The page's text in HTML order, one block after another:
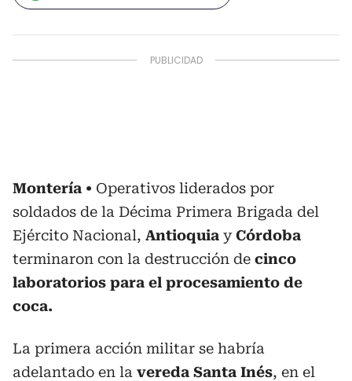
Montería
Operativos liderados por
soldados de la Décima Primera Brigada del
Ejército Nacional, Antioquia yCórdoba
terminaron con la destrucción de cinco
laboratorios para el procesamiento de
coca.
La primera acción militar se habría
adelantado en la vereda Santa Inés, en el